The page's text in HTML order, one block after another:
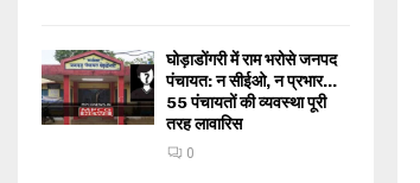
घोड़ाडोंगरी में राम भरोसे जनपद
पंचायत: न सीईओ, न प्रभार…
55 पंचायतों की व्यवस्था पूरी
तरह लावारिस
0